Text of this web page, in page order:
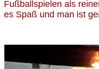
Fußballspielen als
es Spaß und man ist